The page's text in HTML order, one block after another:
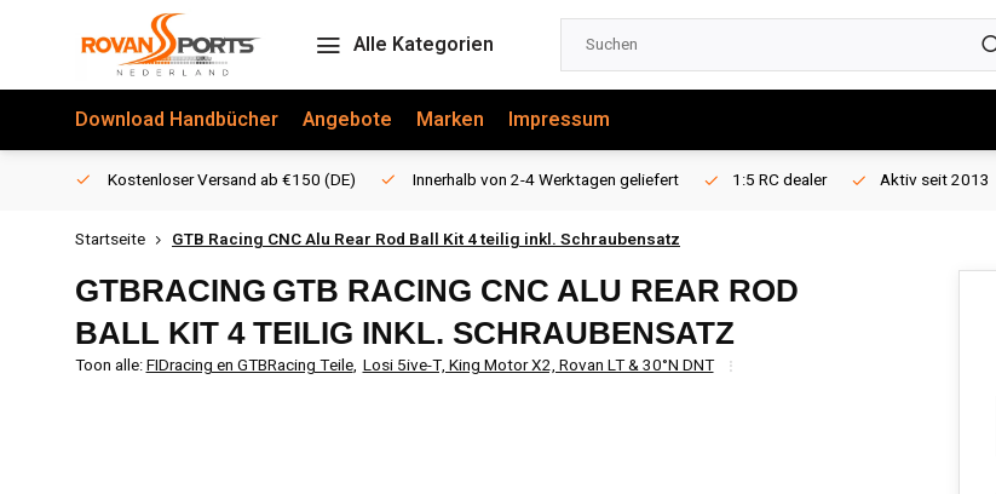
Alle Kategorien
Download Handbücher Angebote Marken Impressum
Kostenloser Versand ab €150 (DE) Innerhalb von 2-4 Werktagen geliefert 1:5 RC dealer Aktiv seit 2013
Startseite GTB Racing CNC Alu Rear Rod Ball Kit 4 teilig inkl. Schraubensatz
GTBRACING GTB RACING CNC ALU REAR ROD
BALL KIT 4 TEILIG INKL. SCHRAUBENSATZ
Toon alle:FIDracing en GTBRacing Teile, Losi 5ive-T, King Motor X2, Rovan LT & 30°N DNT